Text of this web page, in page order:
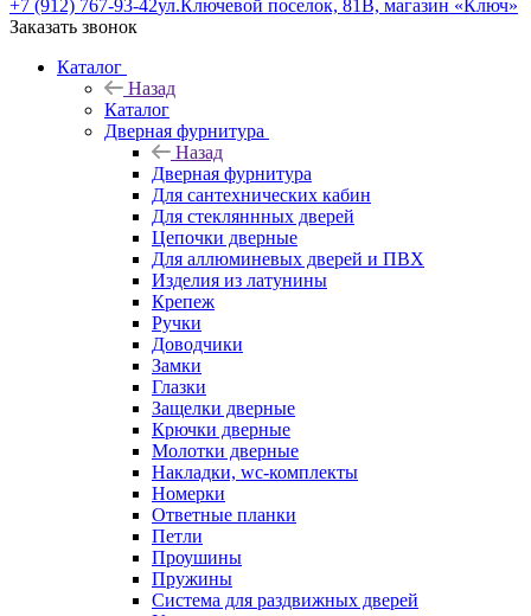
+7 (912) 767-93-42ул.Ключевой поселок, 81В, магазин «Ключ»
Заказать звонок
Каталог
Назад
Каталог
Дверная фурнитура
Назад
Дверная фурнитура
Для сантехнических кабин
Для стекляннных дверей
Цепочки дверные
Для аллюминевых дверей и ПВХ
Изделия из латунины
Крепеж
Ручки
Доводчики
Замки
Глазки
Защелки дверные
Крючки дверные
Молотки дверные
Накладки, wc-комплекты
Номерки
Ответные планки
Петли
Проушины
Пружины
Система для раздвижных дверей